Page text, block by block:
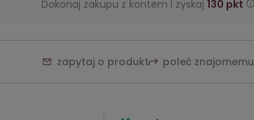
Dokonaj zakupu z kontem i zyskaj130 pkt
zapytaj o produkt poleć znajomemu